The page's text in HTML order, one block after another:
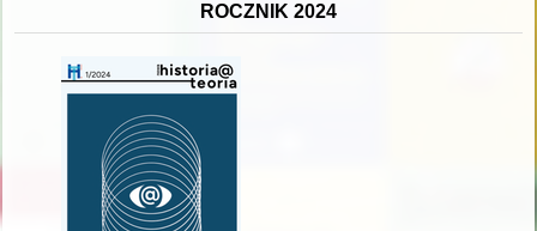
ROCZNIK 2024